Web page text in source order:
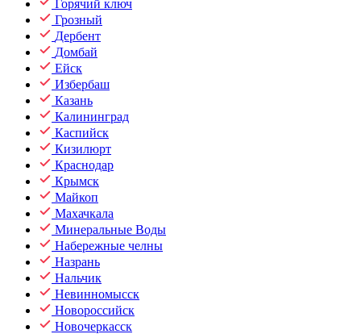
Горячий ключ
Грозный
Дербент
Домбай
Ейск
Избербаш
Казань
Калининград
Каспийск
Кизилюрт
Краснодар
Крымск
Майкоп
Махачкала
Минеральные Воды
Набережные челны
Назрань
Нальчик
Невинномысск
Новороссийск
Новочеркасск